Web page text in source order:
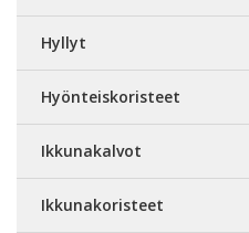
Hyllyt
Hyönteiskoristeet
Ikkunakalvot
Ikkunakoristeet